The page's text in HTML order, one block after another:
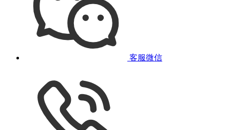
客服微信